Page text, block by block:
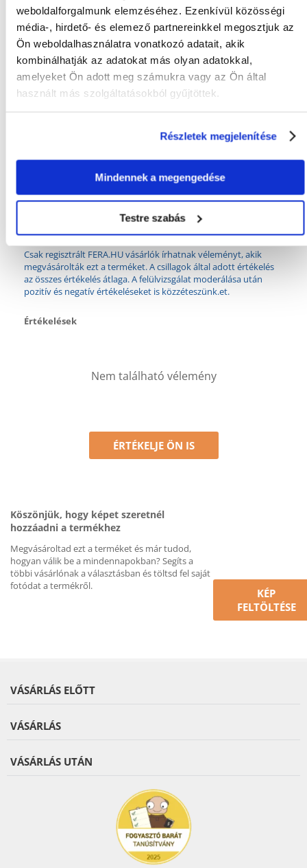
weboldalforgalmunk elemzéséhez. Ezenkívül közösségi
média-, hirdető- és elemező partnereinkkel megosztjuk az
Ön weboldalhasználatra vonatkozó adatait, akik
kombinálhatják az adatokat más olyan adatokkal,
amelyeket Ön adott meg számukra vagy az Ön által
használt más szolgáltatásokból gyűjtöttek.
Részletek megjelenítése
Mindennek a megengedése
Testre szabás
KÉRDEZZ TŐLÜNK!
Gyakori Kérdések (GYIK)
Kis fajták
GYÁRTÓ: TRIXIE
Csak regisztrált FERA.HU vásárlók írhatnak véleményt, akik
megvásárolták ezt a terméket. A csillagok által adott értékelés
az összes értékelés átlaga. A felülvizsgálat moderálása után
pozitív és negatív értékeléseket is közzéteszünk.et.
Értékelések
Nem található vélemény
ÉRTÉKELJE ÖN IS
Köszönjük, hogy képet szeretnél
hozzáadni a termékhez
Megvásároltad ezt a terméket és már tudod,
hogyan válik be a mindennapokban? Segíts a
többi vásárlónak a választásban és töltsd fel saját
fotódat a termékről.
KÉP
FELTÖLTÉSE
VÁSÁRLÁS ELŐTT
VÁSÁRLÁS
VÁSÁRLÁS UTÁN